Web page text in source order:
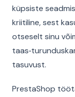
küpsiste
kriitiline, sest
otseselt sinu
tasuvust.
PrestaShop